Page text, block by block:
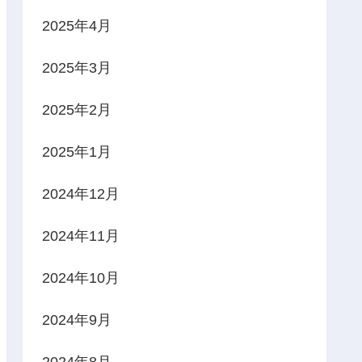
2025年4月
2025年3月
2025年2月
2025年1月
2024年12月
2024年11月
2024年10月
2024年9月